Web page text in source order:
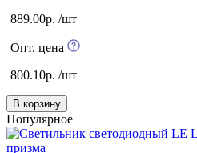
889.00р. /шт
Опт. цена
800.10р. /шт
В корзину
Популярное